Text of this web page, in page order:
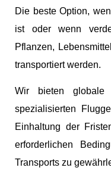
Die beste Option,
ist oder wenn
Pflanzen,
transportiert werden.
Wir bieten globale
spezialisierten
Einhaltung der
erforderlichen
Transports zu